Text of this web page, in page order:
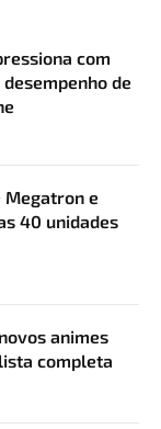
com
de
Megatron e
40 unidades
animes
completa